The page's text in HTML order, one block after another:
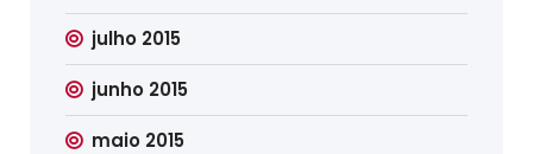
julho 2015
junho 2015
maio 2015